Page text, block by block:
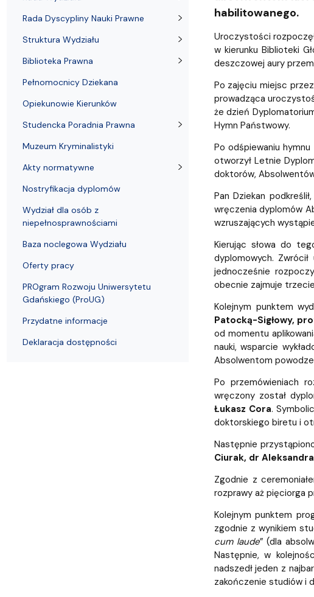
habilitowanego.
Uroczystości
w kierunku Biblioteki
deszczowej aury
Po zajęciu miejsc
prowadząca
że dzień
Hymn Państwowy.
Po odśpiewaniu hymnu
otworzył Letnie
doktorów,
Pan Dziekan
wręczenia dyplomów
wzruszających
Kierując słowa do
dyplomowych.
jednocześnie
obecnie zajmuje
Kolejnym punktem
Patocką-Sigłowy,
od momentu
nauki, wsparcie
Absolwentom
Po przemówieniach
wręczony został
Łukasz Cora.
doktorskiego biretu i
Następnie
Ciurak, dr
Zgodnie z
rozprawy aż pięciorga
Kolejnym punktem
zgodnie z wynikiem
cum laude” (dla
Następnie, w
nadszedł jeden z
zakończenie studiów i
Rada Dyscypliny Nauki Prawne
Struktura Wydziału
Biblioteka Prawna
Pełnomocnicy Dziekana
Opiekunowie Kierunków
Studencka Poradnia Prawna
Muzeum Kryminalistyki
Akty normatywne
Nostryfikacja dyplomów
Wydział dla osób z
niepełnosprawnościami
Baza noclegowa Wydziału
Oferty pracy
PROgram Rozwoju Uniwersytetu
Gdańskiego (ProUG)
Przydatne informacje
Deklaracja dostępności